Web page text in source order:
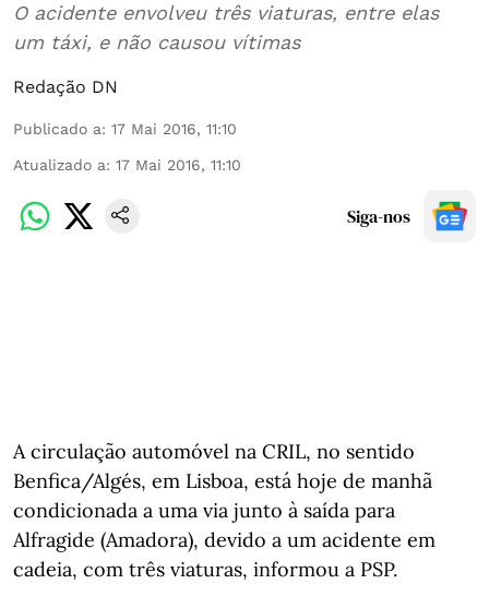
O acidente envolveu três viaturas, entre elas
um táxi, e não causou vítimas
Redação DN
Publicado a: 17 Mai 2016, 11:10
Atualizado a: 17 Mai 2016, 11:10
Siga-nos
A circulação automóvel na CRIL, no sentido
Benfica/Algés, em Lisboa, está hoje de manhã
condicionada a uma via junto à saída para
Alfragide (Amadora), devido a um acidente em
cadeia, com três viaturas, informou a PSP.